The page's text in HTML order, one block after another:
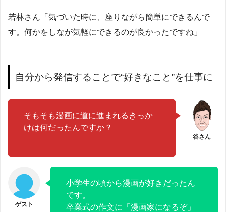
若林さん「気づいた時に、座りながら簡単にできるんで
す。何かをしなが気軽にできるのが良かったですね」
自分から発信することで“好きなこと”を仕事に
そもそも漫画に道に進まれるきっか
けは何だったんですか？
小学生の頃から漫画が好きだったん
です。
卒業式の作文に「漫画家になるぞ」